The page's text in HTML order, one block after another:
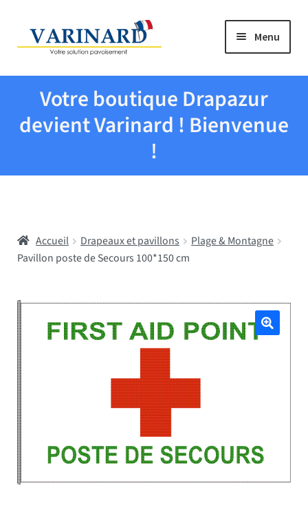
Aller à la navigation
Aller au contenu Menu
Tous les produits
Drapeaux et pavillons
Écoles
Mâts
Votre boutique Drapazur
devient Varinard ! Bienvenue
!
Accueil Drapeaux et pavillons
Plage & Montagne
Pavillon poste de Secours 100*150 cm